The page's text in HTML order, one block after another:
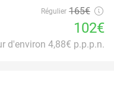
Régulier 165€
102€
d'environ 4,88€ p.p.p.n.